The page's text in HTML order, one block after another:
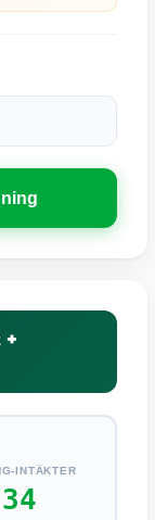
+
INTÄKTER